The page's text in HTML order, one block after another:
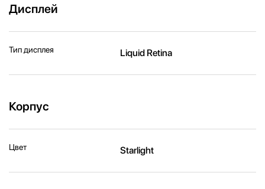
Дисплей
Тип дисплея Liquid Retina
Корпус
Цвет Starlight